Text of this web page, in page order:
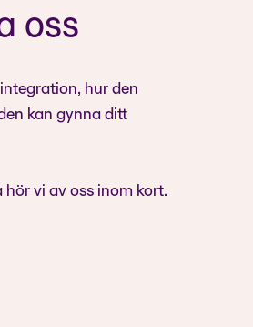
oss
hur den
kan gynna ditt
hör vi av oss inom kort.